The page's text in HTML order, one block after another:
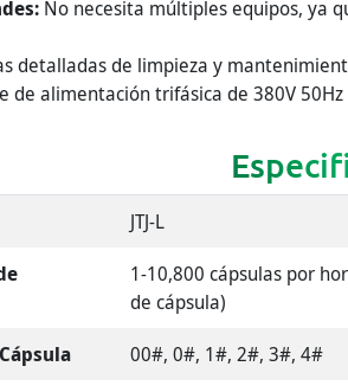
No necesita múltiples equipos, ya
detalladas de limpieza y
de alimentación trifásica de 380V
JTJ-L
1-10,800 cápsulas por
de cápsula)
00#, 0#, 1#, 2#, 3#, 4#